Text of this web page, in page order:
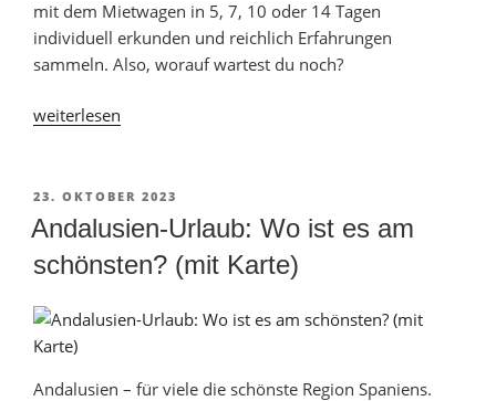
mit dem Mietwagen in 5, 7, 10 oder 14 Tagen
individuell erkunden und reichlich Erfahrungen
sammeln. Also, worauf wartest du noch?
„Roadtrip
Rundreise
in
bis
14
Tagen
[+Karte]“
weiterlesen
VERÖFFENTLICHT
AM
23. OKTOBER 2023
Andalusien-Urlaub: Wo ist es am
schönsten? (mit Karte)
Andalusien – für viele die schönste Region Spaniens.